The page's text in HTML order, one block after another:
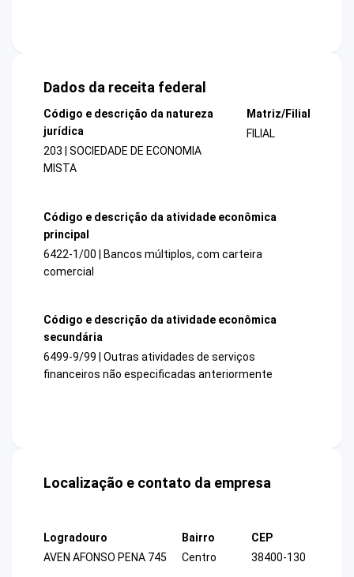
Dados da receita federal
Código e descrição da natureza
jurídica
203 | SOCIEDADE DE ECONOMIA
MISTA
Matriz/Filial
FILIAL
Código e descrição da atividade econômica
principal
6422-1/00 | Bancos múltiplos, com carteira
comercial
Código e descrição da atividade econômica
secundária
6499-9/99 | Outras atividades de serviços
financeiros não especificadas anteriormente
Localização e contato da empresa
Logradouro
AVEN AFONSO PENA 745
Bairro
Centro
CEP
38400-130